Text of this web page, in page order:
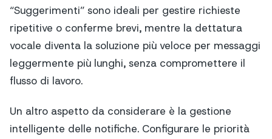
“Suggerimenti” sono ideali per gestire richieste
ripetitive o conferme brevi, mentre la dettatura
vocale diventa la soluzione più veloce per messaggi
leggermente più lunghi, senza compromettere il
flusso di lavoro.
Un altro aspetto da considerare è la gestione
intelligente delle notifiche. Configurare le priorità